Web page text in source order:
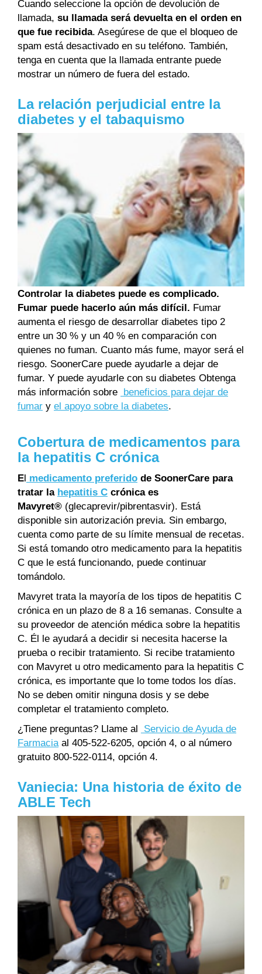
Cuando seleccione la opción de devolución de
llamada, su llamada será devuelta en el orden en
que fue recibida. Asegúrese de que el bloqueo de
spam está desactivado en su teléfono. También,
tenga en cuenta que la llamada entrante puede
mostrar un número de fuera del estado.
La relación perjudicial entre la
diabetes y el tabaquismo
Controlar la diabetes puede es complicado.
Fumar puede hacerlo aún más difícil. Fumar
aumenta el riesgo de desarrollar diabetes tipo 2
entre un 30 % y un 40 % en comparación con
quienes no fuman. Cuanto más fume, mayor será el
riesgo. SoonerCare puede ayudarle a dejar de
fumar. Y puede ayudarle con su diabetes Obtenga
más información sobre beneficios para dejar de
fumar y el apoyo sobre la diabetes.
Cobertura de medicamentos para
la hepatitis C crónica
El medicamento preferido de SoonerCare para
tratar la hepatitis C crónica es
Mavyret® (glecaprevir/pibrentasvir). Está
disponible sin autorización previa. Sin embargo,
cuenta como parte de su límite mensual de recetas.
Si está tomando otro medicamento para la hepatitis
C que le está funcionando, puede continuar
tomándolo.
Mavyret trata la mayoría de los tipos de hepatitis C
crónica en un plazo de 8 a 16 semanas. Consulte a
su proveedor de atención médica sobre la hepatitis
C. Él le ayudará a decidir si necesita hacerse la
prueba o recibir tratamiento. Si recibe tratamiento
con Mavyret u otro medicamento para la hepatitis C
crónica, es importante que lo tome todos los días.
No se deben omitir ninguna dosis y se debe
completar el tratamiento completo.
¿Tiene preguntas? Llame al Servicio de Ayuda de
Farmacia al 405-522-6205, opción 4, o al número
gratuito 800-522-0114, opción 4.
Vaniecia: Una historia de éxito de
ABLE Tech